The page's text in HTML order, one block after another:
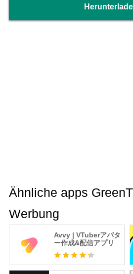
Ähnliche apps
Werbung
Avvy | VTuberアバタ
ー作成&配信アプリ